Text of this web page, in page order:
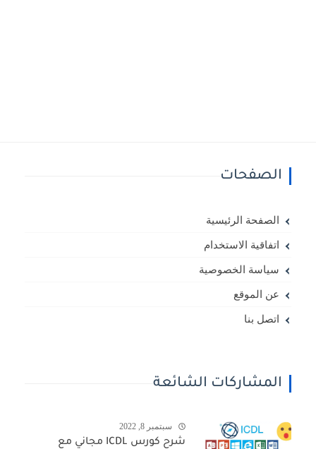
الصفحات
الصفحة الرئيسية
اتفاقية الاستخدام
سياسة الخصوصية
عن الموقع
اتصل بنا
المشاركات الشائعة
سبتمبر 8, 2022
شرح كورس ICDL مجاني مع